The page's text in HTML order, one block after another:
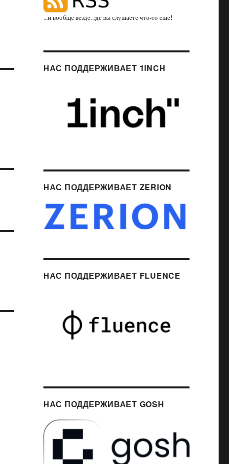
...и вообще везде, где вы слушаете что-то еще!
НАС ПОДДЕРЖИВАЕТ 1INCH
НАС ПОДДЕРЖИВАЕТ ZERION
НАС ПОДДЕРЖИВАЕТ FLUENCE
НАС ПОДДЕРЖИВАЕТ GOSH